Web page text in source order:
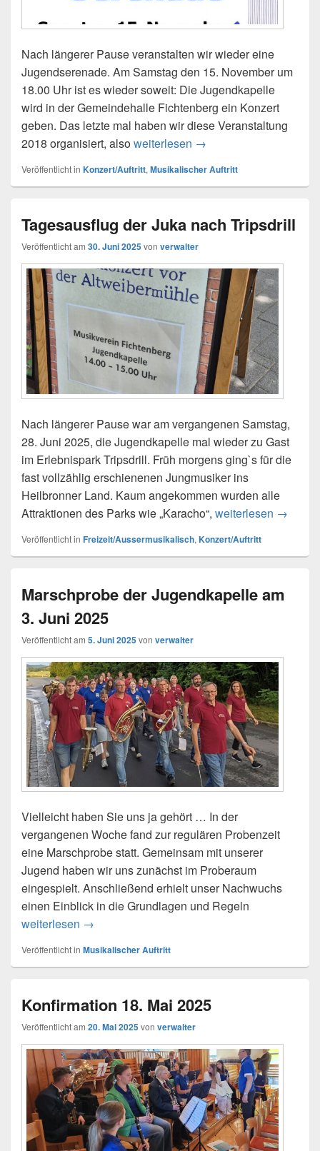
Nach längerer Pause veranstalten wir wieder eine
Jugendserenade. Am Samstag den 15. November um
18.00 Uhr ist es wieder soweit: Die Jugendkapelle
wird in der Gemeindehalle Fichtenberg ein Konzert
geben. Das letzte mal haben wir diese Veranstaltung
2018 organisiert, alsoweiterlesen Jugendserenade
→
Veröffentlicht in Konzert/Auftritt, Musikalischer Auftritt
Tagesausflug der Juka nach Tripsdrill
Veröffentlicht am 30. Juni 2025von verwalter
Nach längerer Pause war am vergangenen Samstag,
28. Juni 2025, die Jugendkapelle mal wieder zu Gast
im Erlebnispark Tripsdrill. Früh morgens ging`s für die
fast vollzählig erschienenen Jungmusiker ins
Heilbronner Land. Kaum angekommen wurden alle
Attraktionen des Parks wie „Karacho“, weiterlesen →
Veröffentlicht in Freizeit/Aussermusikalisch, Konzert/Auftritt
Marschprobe der Jugendkapelle am
3. Juni 2025
Veröffentlicht am 5. Juni 2025von verwalter
Vielleicht haben Sie uns ja gehört … In der
vergangenen Woche fand zur regulären Probenzeit
eine Marschprobe statt. Gemeinsam mit unserer
Jugend haben wir uns zunächst im Proberaum
eingespielt. Anschließend erhielt unser Nachwuchs
einen Einblick in die Grundlagen und Regeln
weiterlesen Marschprobe der Jugendkapelle am 3. Juni
→
Veröffentlicht in Musikalischer Auftritt
Konfirmation 18. Mai 2025
Veröffentlicht am 20. Mai 2025von verwalter